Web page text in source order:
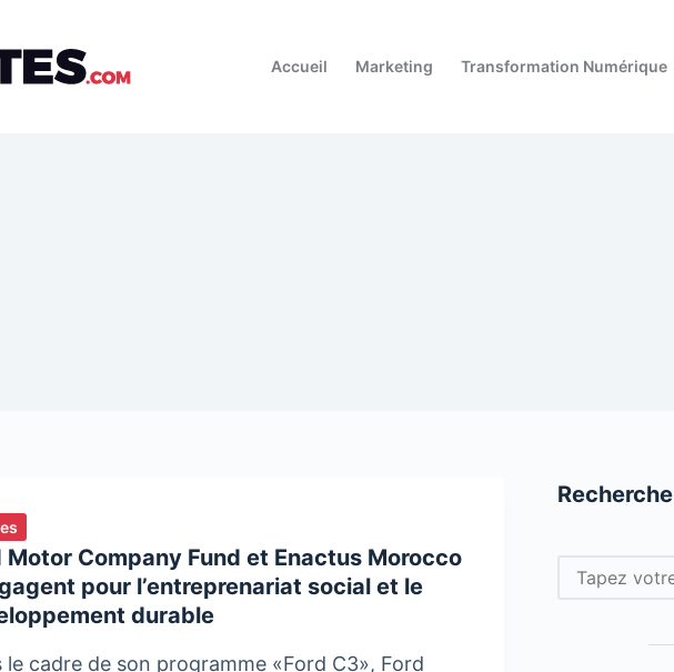
Accueil Marketing Transformation Numérique
Motor Company Fund et Enactus Morocco
pour l’entreprenariat social et le
durable
le cadre de son programme «Ford C3», Ford
Recherche
Rechercher